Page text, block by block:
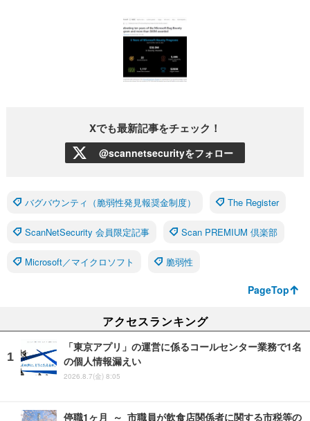
Xでも最新記事をチェック！
@scannetsecurityをフォロー
バグバウンティ（脆弱性発見報奨金制度） The Register
ScanNetSecurity 会員限定記事 Scan PREMIUM 倶楽部
Microsoft／マイクロソフト 脆弱性
PageTop
アクセスランキング
「東京アプリ」の運営に係るコールセンター業務で1名
の個人情報漏えい
2026.8.7(金) 8:05
停職1ヶ月 ～ 市職員が飲食店関係者に関する市税等の